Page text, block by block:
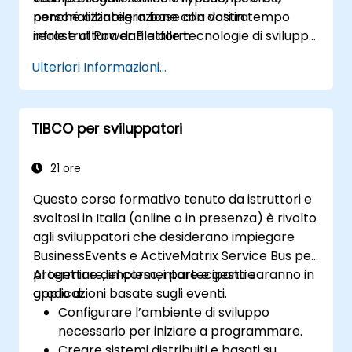
nonché all’integrazione con dati in tempo
reale e al Power Platform.
personalizzabile in base alla vostra
infrastruttura dati e alle tecnologie di sviluppo
Ulteriori Informazioni...
TIBCO per sviluppatori
21 ore
Questo corso formativo tenuto da istruttori e
svoltosi in Italia (online o in presenza) è rivolto
agli sviluppatori che desiderano impiegare
BusinessEvents e ActiveMatrix Service Bus per
progettare, implementare e gestire
applicazioni basate sugli eventi.
Al termine del corso, i partecipanti saranno in
grado di:
Configurare l’ambiente di sviluppo
necessario per iniziare a programmare.